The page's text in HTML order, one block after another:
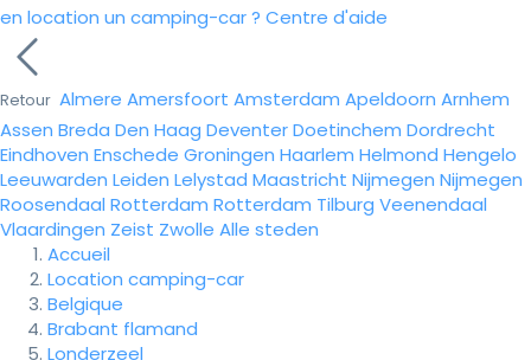
en location un camping-car ? Centre d'aide
Retour Almere Amersfoort Amsterdam Apeldoorn Arnhem
Assen Breda Den Haag DeventerDoetinchem Dordrecht
Eindhoven Enschede Groningen Haarlem Helmond Hengelo
Leeuwarden Leiden Lelystad Maastricht Nijmegen Nijmegen
Roosendaal Rotterdam Rotterdam Tilburg Veenendaal
Vlaardingen Zeist Zwolle Alle steden
Accueil
Location camping-car
Belgique
Brabant flamand
Londerzeel